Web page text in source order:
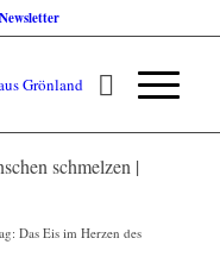
schmelzen |
Das Eis im Herzen des